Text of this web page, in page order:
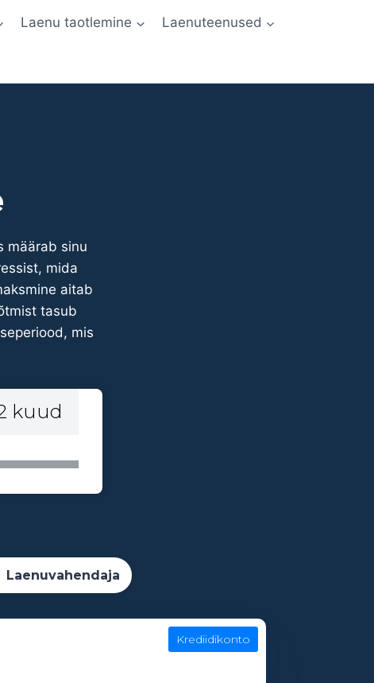
Laenu taotlemine Laenuteenused
määrab sinu
mida
aitab
tasub
mis
kuud
Laenuvahendaja
Krediidikonto